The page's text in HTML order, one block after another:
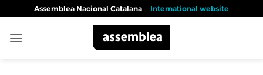
content
Assemblea Nacional Catalana International website